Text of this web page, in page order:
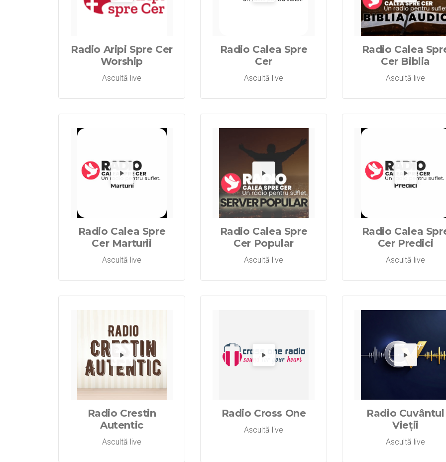
Redă Radio Aripi
Radio Aripi Spre Cer
Worship
Ascultă live
Redă
Radio Calea Spre
Cer
Ascultă live
Radio Calea
Cer Biblia
Ascultă live
Redă Radio
Radio Calea Spre
Cer Marturii
Ascultă live
Redă
Radio Calea Spre
Cer Popular
Ascultă live
Radio Calea
Cer Predici
Ascultă live
Redă Radio
Radio Crestin
Autentic
Ascultă live
Redă
Radio Cross One
Ascultă live
Radio Cuvântul
Vieții
Ascultă live